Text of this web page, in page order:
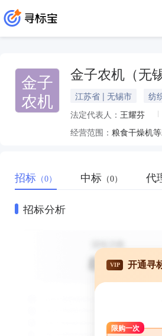
金子
农机
金子农机（无
江苏省 | 无锡市
纺
法定代表人： 王耀芬
经营范围：
招标 （0） 中标 （0） 代
招标分析
VIP 开通寻
限购一次